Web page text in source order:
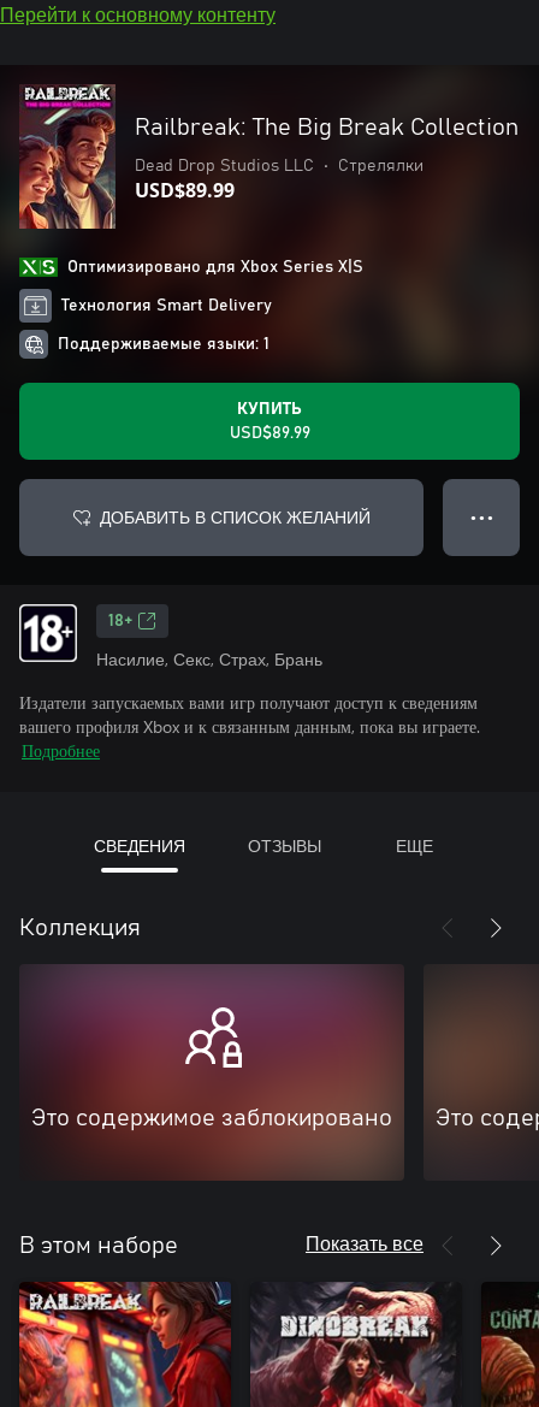
Перейти к основному контенту
Railbreak: The Big Break Collection
Dead Drop Studios LLC • Стрелялки
USD$89.99
Оптимизировано для Xbox Series X|S
Технология Smart Delivery
Поддерживаемые языки: 1
КУПИТЬ
USD$89.99
ДОБАВИТЬ В СПИСОК ЖЕЛАНИЙ ● ● ●
18+
Насилие, Секс, Страх, Брань
Издатели запускаемых вами игр получают доступ к сведениям
вашего профиля Xbox и к связанным данным, пока вы играете.
Подробнее
СВЕДЕНИЯ ОТЗЫВЫ ЕЩЕ
Коллекция
Это содержимое заблокировано Это
В этом наборе Показать все